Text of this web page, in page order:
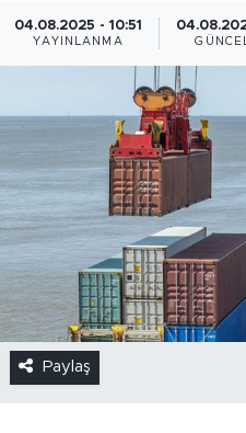
04.08.2025 - 10:51
YAYINLANMA
Paylaş